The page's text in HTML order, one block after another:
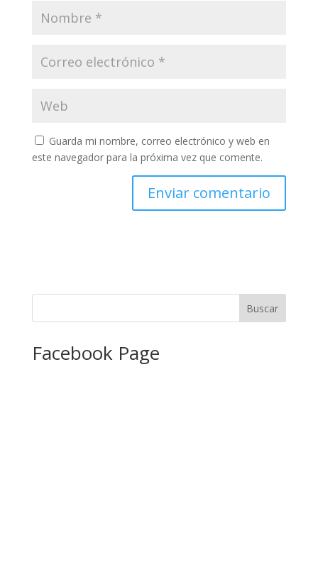
Guarda mi nombre, correo electrónico y web en
este navegador para la próxima vez que comente.
Facebook Page